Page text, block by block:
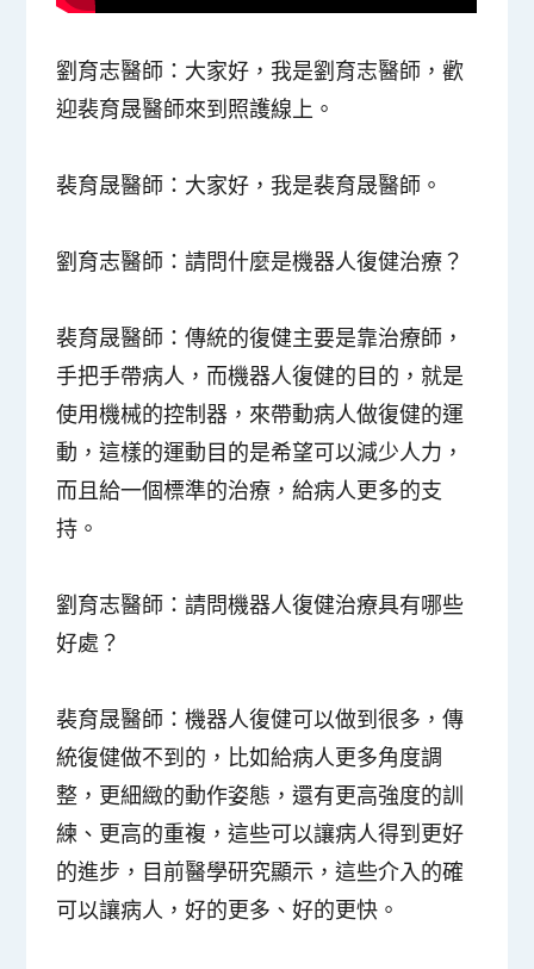
劉育志醫師： 大家好，我是劉育志醫師，歡
迎裴育晟醫師來到照護線上。
裴育晟醫師： 大家好，我是裴育晟醫師。
劉育志醫師：請問什麼是機器人復健治療？
裴育晟醫師：傳統的復健主要是靠治療師，
手把手帶病人，而機器人復健的目的，就是
使用機械的控制器，來帶動病人做復健的運
動，這樣的運動目的是希望可以減少人力，
而且給一個標準的治療，給病人更多的支
持。
劉育志醫師：請問機器人復健治療具有哪些
好處？
裴育晟醫師：機器人復健可以做到很多，傳
統復健做不到的，比如給病人更多角度調
整，更細緻的動作姿態，還有更高強度的訓
練、更高的重複，這些可以讓病人得到更好
的進步，目前醫學研究顯示，這些介入的確
可以讓病人，好的更多、好的更快。